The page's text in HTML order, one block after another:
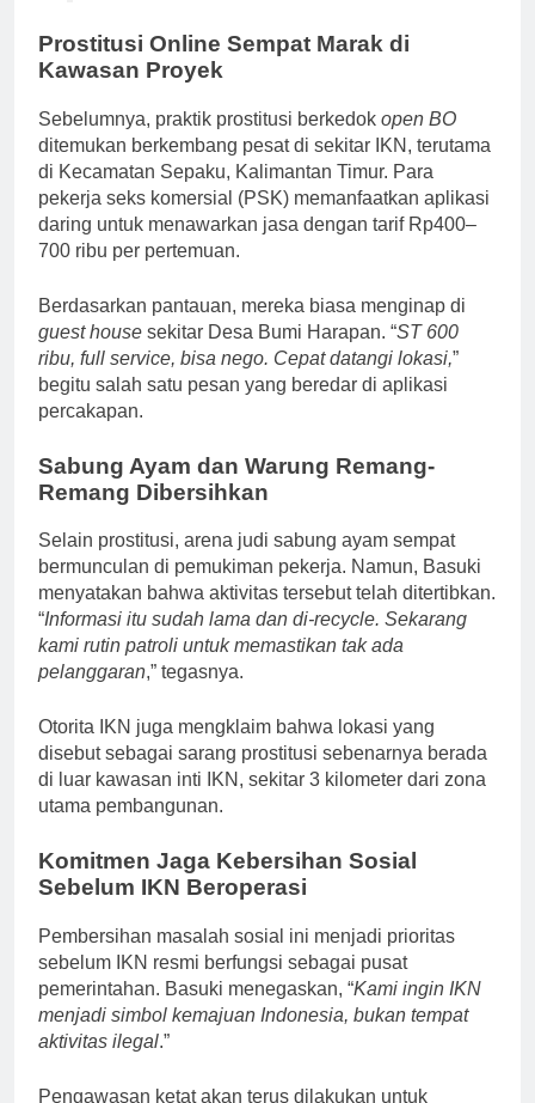
Prostitusi Online Sempat Marak di
Kawasan Proyek
Sebelumnya, praktik prostitusi berkedok open BO
ditemukan berkembang pesat di sekitar IKN, terutama
di Kecamatan Sepaku, Kalimantan Timur. Para
pekerja seks komersial (PSK) memanfaatkan aplikasi
daring untuk menawarkan jasa dengan tarif Rp400–
700 ribu per pertemuan.
Berdasarkan pantauan, mereka biasa menginap di
guest house sekitar Desa Bumi Harapan. “ST 600
ribu, full service, bisa nego. Cepat datangi lokasi,”
begitu salah satu pesan yang beredar di aplikasi
percakapan.
Sabung Ayam dan Warung Remang-
Remang Dibersihkan
Selain prostitusi, arena judi sabung ayam sempat
bermunculan di pemukiman pekerja. Namun, Basuki
menyatakan bahwa aktivitas tersebut telah ditertibkan.
“Informasi itu sudah lama dan di-recycle. Sekarang
kami rutin patroli untuk memastikan tak ada
pelanggaran,” tegasnya.
Otorita IKN juga mengklaim bahwa lokasi yang
disebut sebagai sarang prostitusi sebenarnya berada
di luar kawasan inti IKN, sekitar 3 kilometer dari zona
utama pembangunan.
Komitmen Jaga Kebersihan Sosial
Sebelum IKN Beroperasi
Pembersihan masalah sosial ini menjadi prioritas
sebelum IKN resmi berfungsi sebagai pusat
pemerintahan. Basuki menegaskan, “Kami ingin IKN
menjadi simbol kemajuan Indonesia, bukan tempat
aktivitas ilegal.”
Pengawasan ketat akan terus dilakukan untuk